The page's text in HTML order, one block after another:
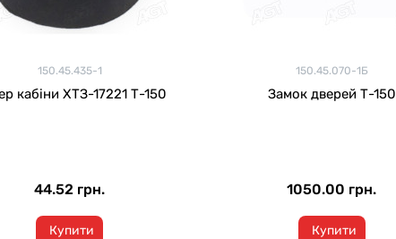
150.45.435-1
кабіни ХТЗ-17221 Т-150
44.52 грн.
Купити
150.45.070-1Б
Замок дверей Т-150
1050.00 грн.
Купити